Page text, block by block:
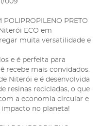
009
POLIPROPILENO PRETO
ECO em
muita versatilidade e
e é perfeita para
recebe mais convidados.
Niterói e é desenvolvida
resinas recicladas, o que
a economia circular e
impacto no planeta!